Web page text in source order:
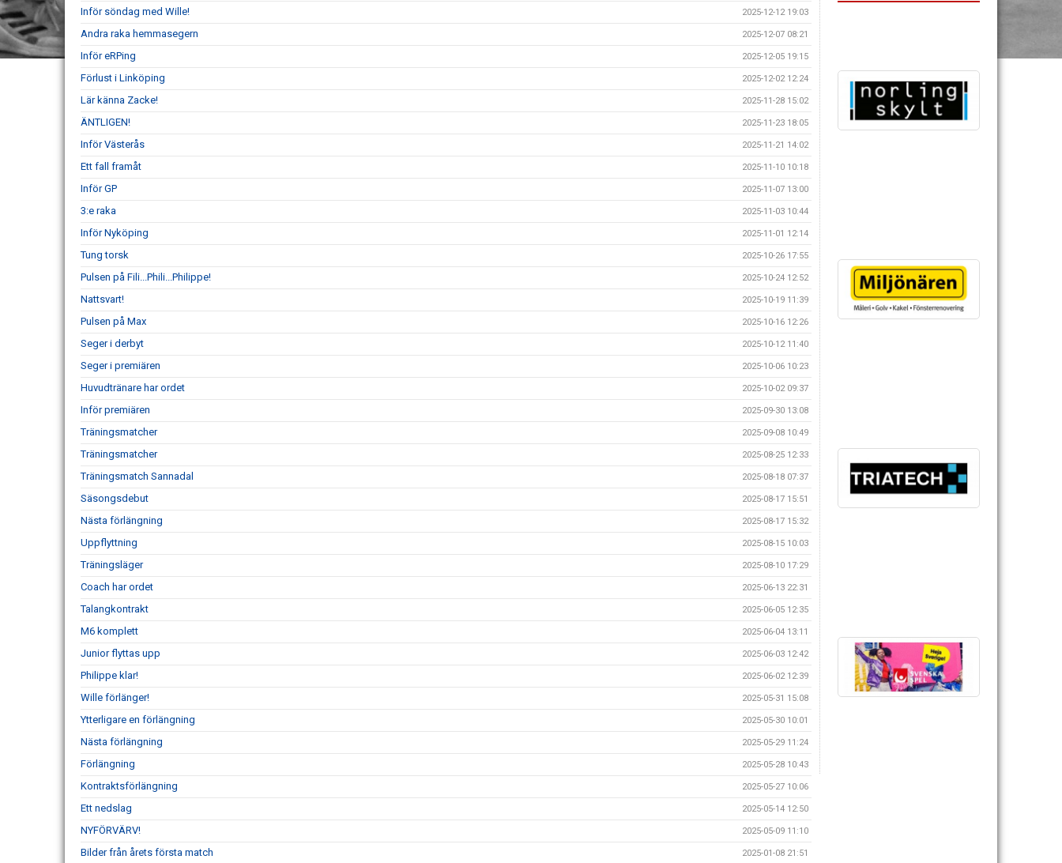
Inför söndag med Wille! 2025-12-12 19:03
Andra raka hemmasegern 2025-12-07 08:21
Inför eRPing 2025-12-05 19:15
Förlust i Linköping 2025-12-02 12:24
Lär känna Zacke! 2025-11-28 15:02
ÄNTLIGEN! 2025-11-23 18:05
Inför Västerås 2025-11-21 14:02
Ett fall framåt 2025-11-10 10:18
Inför GP 2025-11-07 13:00
3:e raka 2025-11-03 10:44
Inför Nyköping 2025-11-01 12:14
Tung torsk 2025-10-26 17:55
Pulsen på Fili...Phili...Philippe! 2025-10-24 12:52
Nattsvart! 2025-10-19 11:39
Pulsen på Max 2025-10-16 12:26
Seger i derbyt 2025-10-12 11:40
Seger i premiären 2025-10-06 10:23
Huvudtränare har ordet 2025-10-02 09:37
Inför premiären 2025-09-30 13:08
Träningsmatcher 2025-09-08 10:49
Träningsmatcher 2025-08-25 12:33
Träningsmatch Sannadal 2025-08-18 07:37
Säsongsdebut 2025-08-17 15:51
Nästa förlängning 2025-08-17 15:32
Uppflyttning 2025-08-15 10:03
Träningsläger 2025-08-10 17:29
Coach har ordet 2025-06-13 22:31
Talangkontrakt 2025-06-05 12:35
M6 komplett 2025-06-04 13:11
Junior flyttas upp 2025-06-03 12:42
Philippe klar! 2025-06-02 12:39
Wille förlänger! 2025-05-31 15:08
Ytterligare en förlängning 2025-05-30 10:01
Nästa förlängning 2025-05-29 11:24
Förlängning 2025-05-28 10:43
Kontraktsförlängning 2025-05-27 10:06
Ett nedslag 2025-05-14 12:50
NYFÖRVÄRV! 2025-05-09 11:10
Bilder från årets första match 2025-01-08 21:51